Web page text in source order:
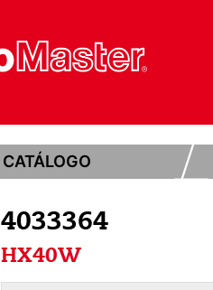
CATÁLOGO
4033364
HX40W